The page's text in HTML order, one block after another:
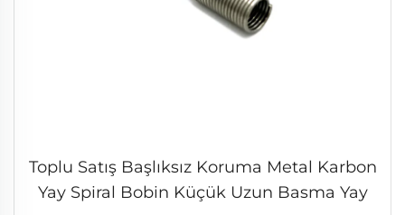
Toplu Satış Başlıksız Koruma Metal Karbon
Yay Spiral Bobin Küçük Uzun Basma Yay